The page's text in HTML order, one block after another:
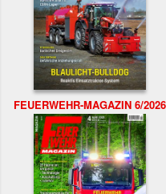
FEUERWEHR-MAGAZIN 6/2026